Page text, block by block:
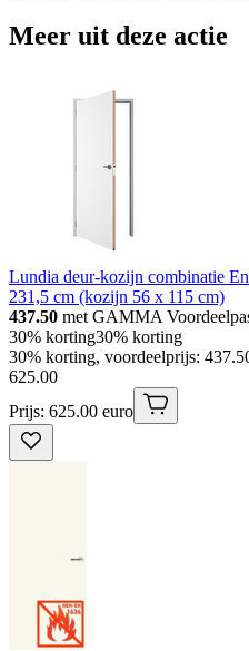
Meer uit deze actie
Lundia deur-kozijn combinatie
231,5 cm (kozijn 56 x 115 cm)
437.50 met GAMMA
30% korting30% korting
30% korting, voordeelprijs:
625.00
Prijs: 625.00 euro